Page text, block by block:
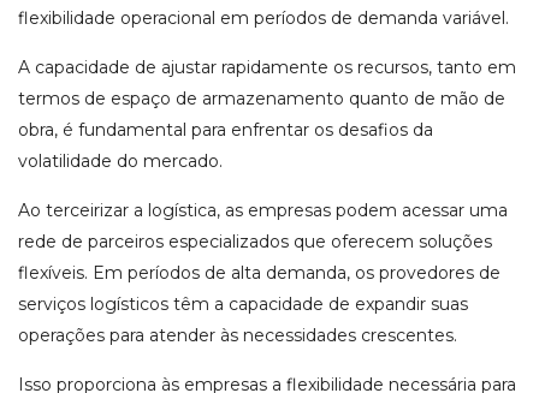
flexibilidade operacional em períodos de demanda variável.
A capacidade de ajustar rapidamente os recursos, tanto em
termos de espaço de armazenamento quanto de mão de
obra, é fundamental para enfrentar os desafios da
volatilidade do mercado.
Ao terceirizar a logística, as empresas podem acessar uma
rede de parceiros especializados que oferecem soluções
flexíveis. Em períodos de alta demanda, os provedores de
serviços logísticos têm a capacidade de expandir suas
operações para atender às necessidades crescentes.
Isso proporciona às empresas a flexibilidade necessária para